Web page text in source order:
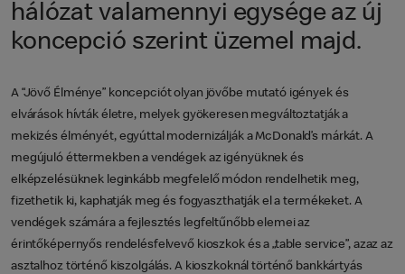
hálózat valamennyi egysége az új
koncepció szerint üzemel majd.
A “Jövő Élménye” koncepciót olyan jövőbe mutató igények és
elvárások hívták életre, melyek gyökeresen megváltoztatják a
mekizés élményét, egyúttal modernizálják a McDonald’s márkát. A
megújuló éttermekben a vendégek az igényüknek és
elképzelésüknek leginkább megfelelő módon rendelhetik meg,
fizethetik ki, kaphatják meg és fogyaszthatják el a termékeket. A
vendégek számára a fejlesztés legfeltűnőbb elemei az
érintőképernyős rendelésfelvevő kioszkok és a „table service”, azaz az
asztalhoz történő kiszolgálás. A kioszkoknál történő bankkártyás